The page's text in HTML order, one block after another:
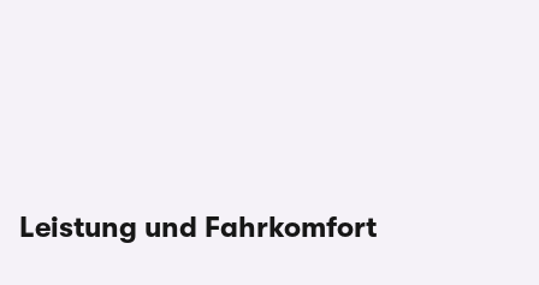
Leistung und Fahrkomfort